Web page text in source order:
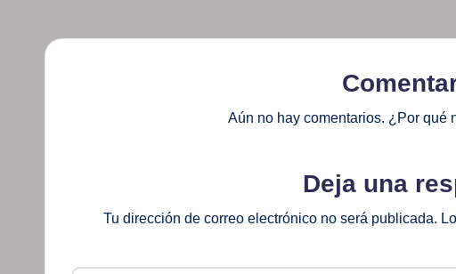
Aún no hay comentarios. ¿Por qué
Deja una
Tu dirección de correo electrónico no será publicada.